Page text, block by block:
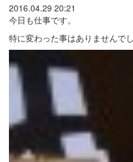
2016.04.29 20:21
今日も仕事です。
特に変わった事はありませんで